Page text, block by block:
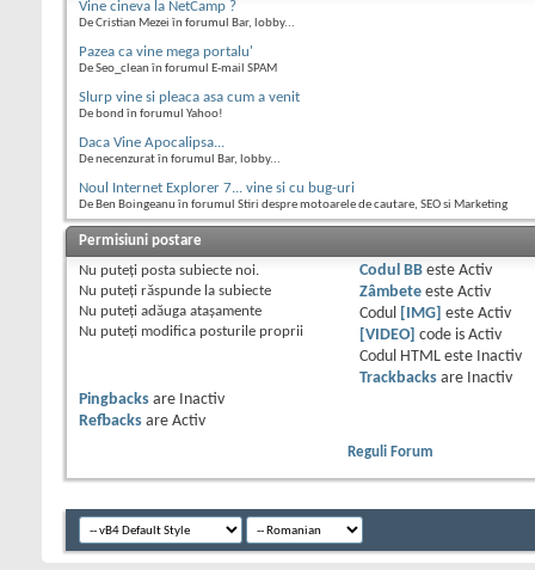
Vine cineva la NetCamp ?
De Cristian Mezei în forumul Bar, lobby...
Pazea ca vine mega portalu'
De Seo_clean în forumul E-mail SPAM
Slurp vine si pleaca asa cum a venit
De bond în forumul Yahoo!
Daca Vine Apocalipsa...
De necenzurat în forumul Bar, lobby...
Noul Internet Explorer 7... vine si cu bug-uri
De Ben Boingeanu în forumul Stiri despre motoarele de cautare, SEO si Marketing
Permisiuni postare
Nu puteţi posta subiecte noi.
Nu puteţi răspunde la subiecte
Nu puteţi adăuga ataşamente
Nu puteţi modifica posturile proprii
Codul BBeste Activ
Zâmbeteeste Activ
Codul
[IMG] este Activ
[VIDEO]
code is Activ
Codul HTML este
Inactiv
Trackbacksare
Inactiv
Pingbacks are
Inactiv
Refbacks are Activ
Reguli Forum